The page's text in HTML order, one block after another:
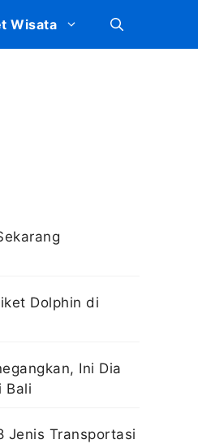
Wisata
Dolphin di
Ini Dia
Bali
Jenis Transportasi